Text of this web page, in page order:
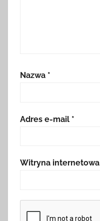
Nazwa *
Adres e-mail *
Witryna internetowa